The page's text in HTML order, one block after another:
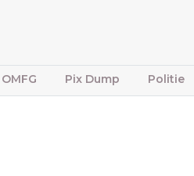
OMFG Pix Dump Politie